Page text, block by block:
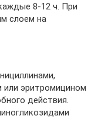
8-12 ч. При
слоем на
эритромицином
действия.